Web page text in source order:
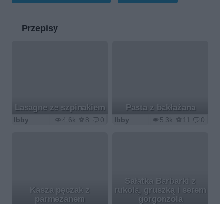
Przepisy
Lasagne ze szpinakiem
4.6k 8 0
Ibby
Pasta z bakłażana
5.3k 11 0
Ibby
Kasza pęczak z
parmezanem
Sałatka Barbarki z
rukolą, gruszką i serem
gorgonzola